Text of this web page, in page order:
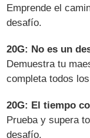
Emprende el
desafío.
20G: No es un
Demuestra tu
completa todos
20G: El tiempo
Prueba y supera
desafío.